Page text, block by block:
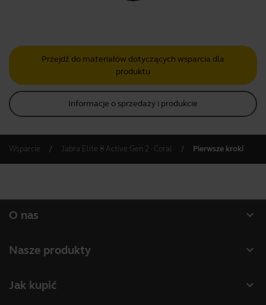
Przejdź do materiałów dotyczących wsparcia dla
produktu
Praca